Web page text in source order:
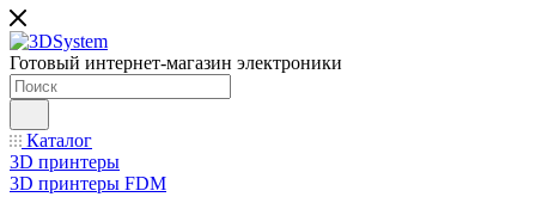
Готовый интернет-магазин электроники
Каталог
3D принтеры
3D принтеры FDM